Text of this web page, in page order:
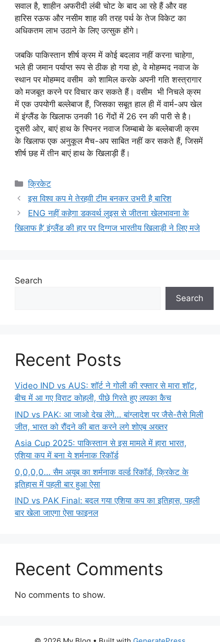
सवाल है, शाहीन अफरीदी लंबी चोट के बाद आ रहे हैं और वह
हारिस रऊफ और नसीम शाह की तरह पर्थ के तेज विकेट का
अधिकतम लाभ उठाने के लिए उत्सुक होंगे।
जबकि पाकिस्तान शीर्ष क्रम में कोई बदलाव नहीं करना चाहेगा,
भले ही जमान पर्याप्त रूप से ठीक हो गया हो, वे मोहम्मद नवाज के
स्थान पर मोहम्मद वसीम को शामिल करके अपनी गति शस्त्रागार
को मजबूत करने पर विचार कर सकते हैं। वसीम भी निचले क्रम
में एक उपयोगी बल्लेबाज हैं, जिसका सबूत हाल ही में वार्म-अप खेल
में इंग्लैंड के खिलाफ उनकी 16 गेंदों में 26 रन की पारी से है।
दूसरी ओर, बाएं हाथ के स्पिनर नवाज जिम्बाब्वे के बल्लेबाजी क्रम
के खिलाफ एक अनुकूल मैच-अप साबित नहीं कर सकते हैं, जिसमें
शीर्ष छह में तीन बाएं हाथ के खिलाड़ी हैं।
Categories
क्रिकेट
इस विश्व कप मे तेरहवी टीम बनकर उभरी है बारिश
ENG नहीं कहेगा डकवर्थ लुइस से जीतना खेलभावना के
खिलाफ है’ इंग्लैंड की हार पर दिग्गज भारतीय खिलाड़ी ने लिए मजे
Search
Search
Recent Posts
Video IND vs AUS: शॉर्ट ने गोली की रफ्तार से मारा शॉट,
बीच में आ गए विराट कोहली, पीछे गिरते हुए लपका कैच
IND vs PAK: आ जाओ देख लेंगे… बांग्लादेश पर जैसे-तैसे मिली
जीत, भारत को रौंदने की बात करने लगे शोएब अख्तर
Asia Cup 2025: पाकिस्तान से इस मामले में हारा भारत,
एशिया कप में बना ये शर्मनाक रिकॉर्ड
0,0,0,0… सैम अयूब का शर्मनाक वर्ल्ड रिकॉर्ड, क्रिकेट के
इतिहास में पहली बार हुआ ऐसा
IND vs PAK Final: बदल गया एशिया कप का इतिहास, पहली
बार खेला जाएगा ऐसा फाइनल
Recent Comments
No comments to show.